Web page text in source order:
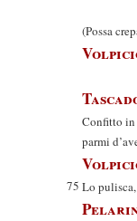
Eh
(Possa
(Ma
Confitto in
parmi
75 Lo